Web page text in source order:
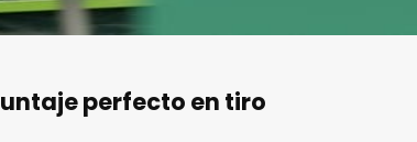
perfecto en tiro